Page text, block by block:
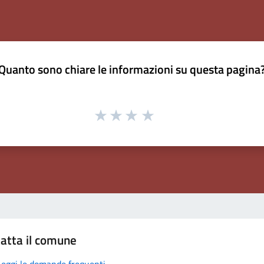
sono chiare le informazioni su questa
il comune